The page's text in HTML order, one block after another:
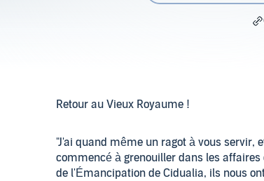
Retour au Vieux Royaume !
"J'ai quand même un ragot à vous servir,
commencé à grenouiller dans les
de l'Émancipation de Cidualia, ils nous